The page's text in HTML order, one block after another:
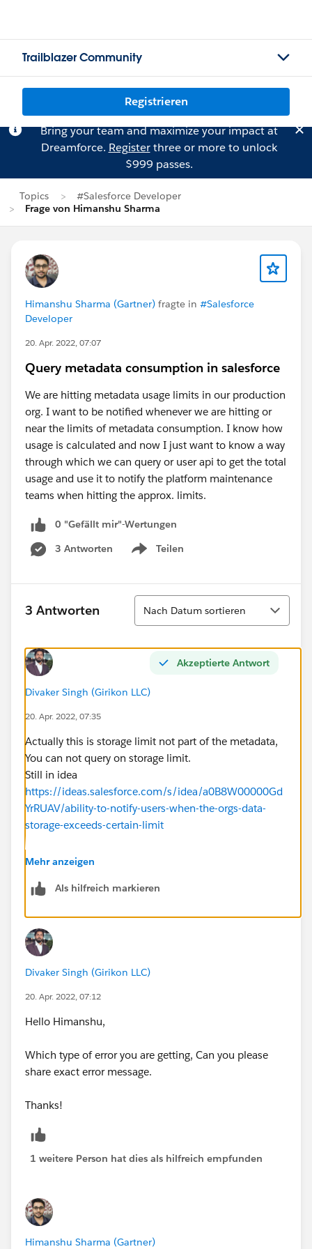
Trailblazer Community
Registrieren
Bring your team and maximize your impact at
Dreamforce. Registerthree or more to unlock
$999 passes.
Topics
#Salesforce Developer
Frage von Himanshu Sharma
Himanshu Sharma (Gartner) fragte in #Salesforce
Developer
20. Apr. 2022, 07:07
Query metadata consumption in salesforce
We are hitting metadata usage limits in our production
org. I want to be notified whenever we are hitting or
near the limits of metadata consumption. I know how
usage is calculated and now I just want to know a way
through which we can query or user api to get the total
usage and use it to notify the platform maintenance
teams when hitting the approx. limits.
0 "Gefällt mir"-Wertungen
3 Antworten
Teilen
Show menu
3 Antworten
Sortieren
Nach Datum sortieren
Akzeptierte Antwort
Divaker Singh (Girikon LLC)
20. Apr. 2022, 07:35
Actually this is storage limit not part of the metadata,
You can not query on storage limit.
Still in idea
https://ideas.salesforce.com/s/idea/a0B8W00000Gd
YrRUAV/ability-to-notify-users-when-the-orgs-data-
storage-exceeds-certain-limit
This is app if it is helpful.
l?listingId=a0N3A00000G7gvMUAR
Mehr anzeigen
Als hilfreich markieren
Divaker Singh (Girikon LLC)
20. Apr. 2022, 07:12
Hello Himanshu,
Which type of error you are getting, Can you please
share exact error message.
Thanks!
1 weitere Person hat dies als hilfreich empfunden
Himanshu Sharma (Gartner)